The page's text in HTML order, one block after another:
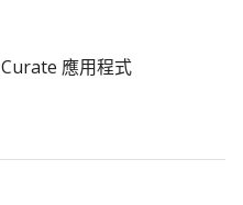
Curate 應用程式